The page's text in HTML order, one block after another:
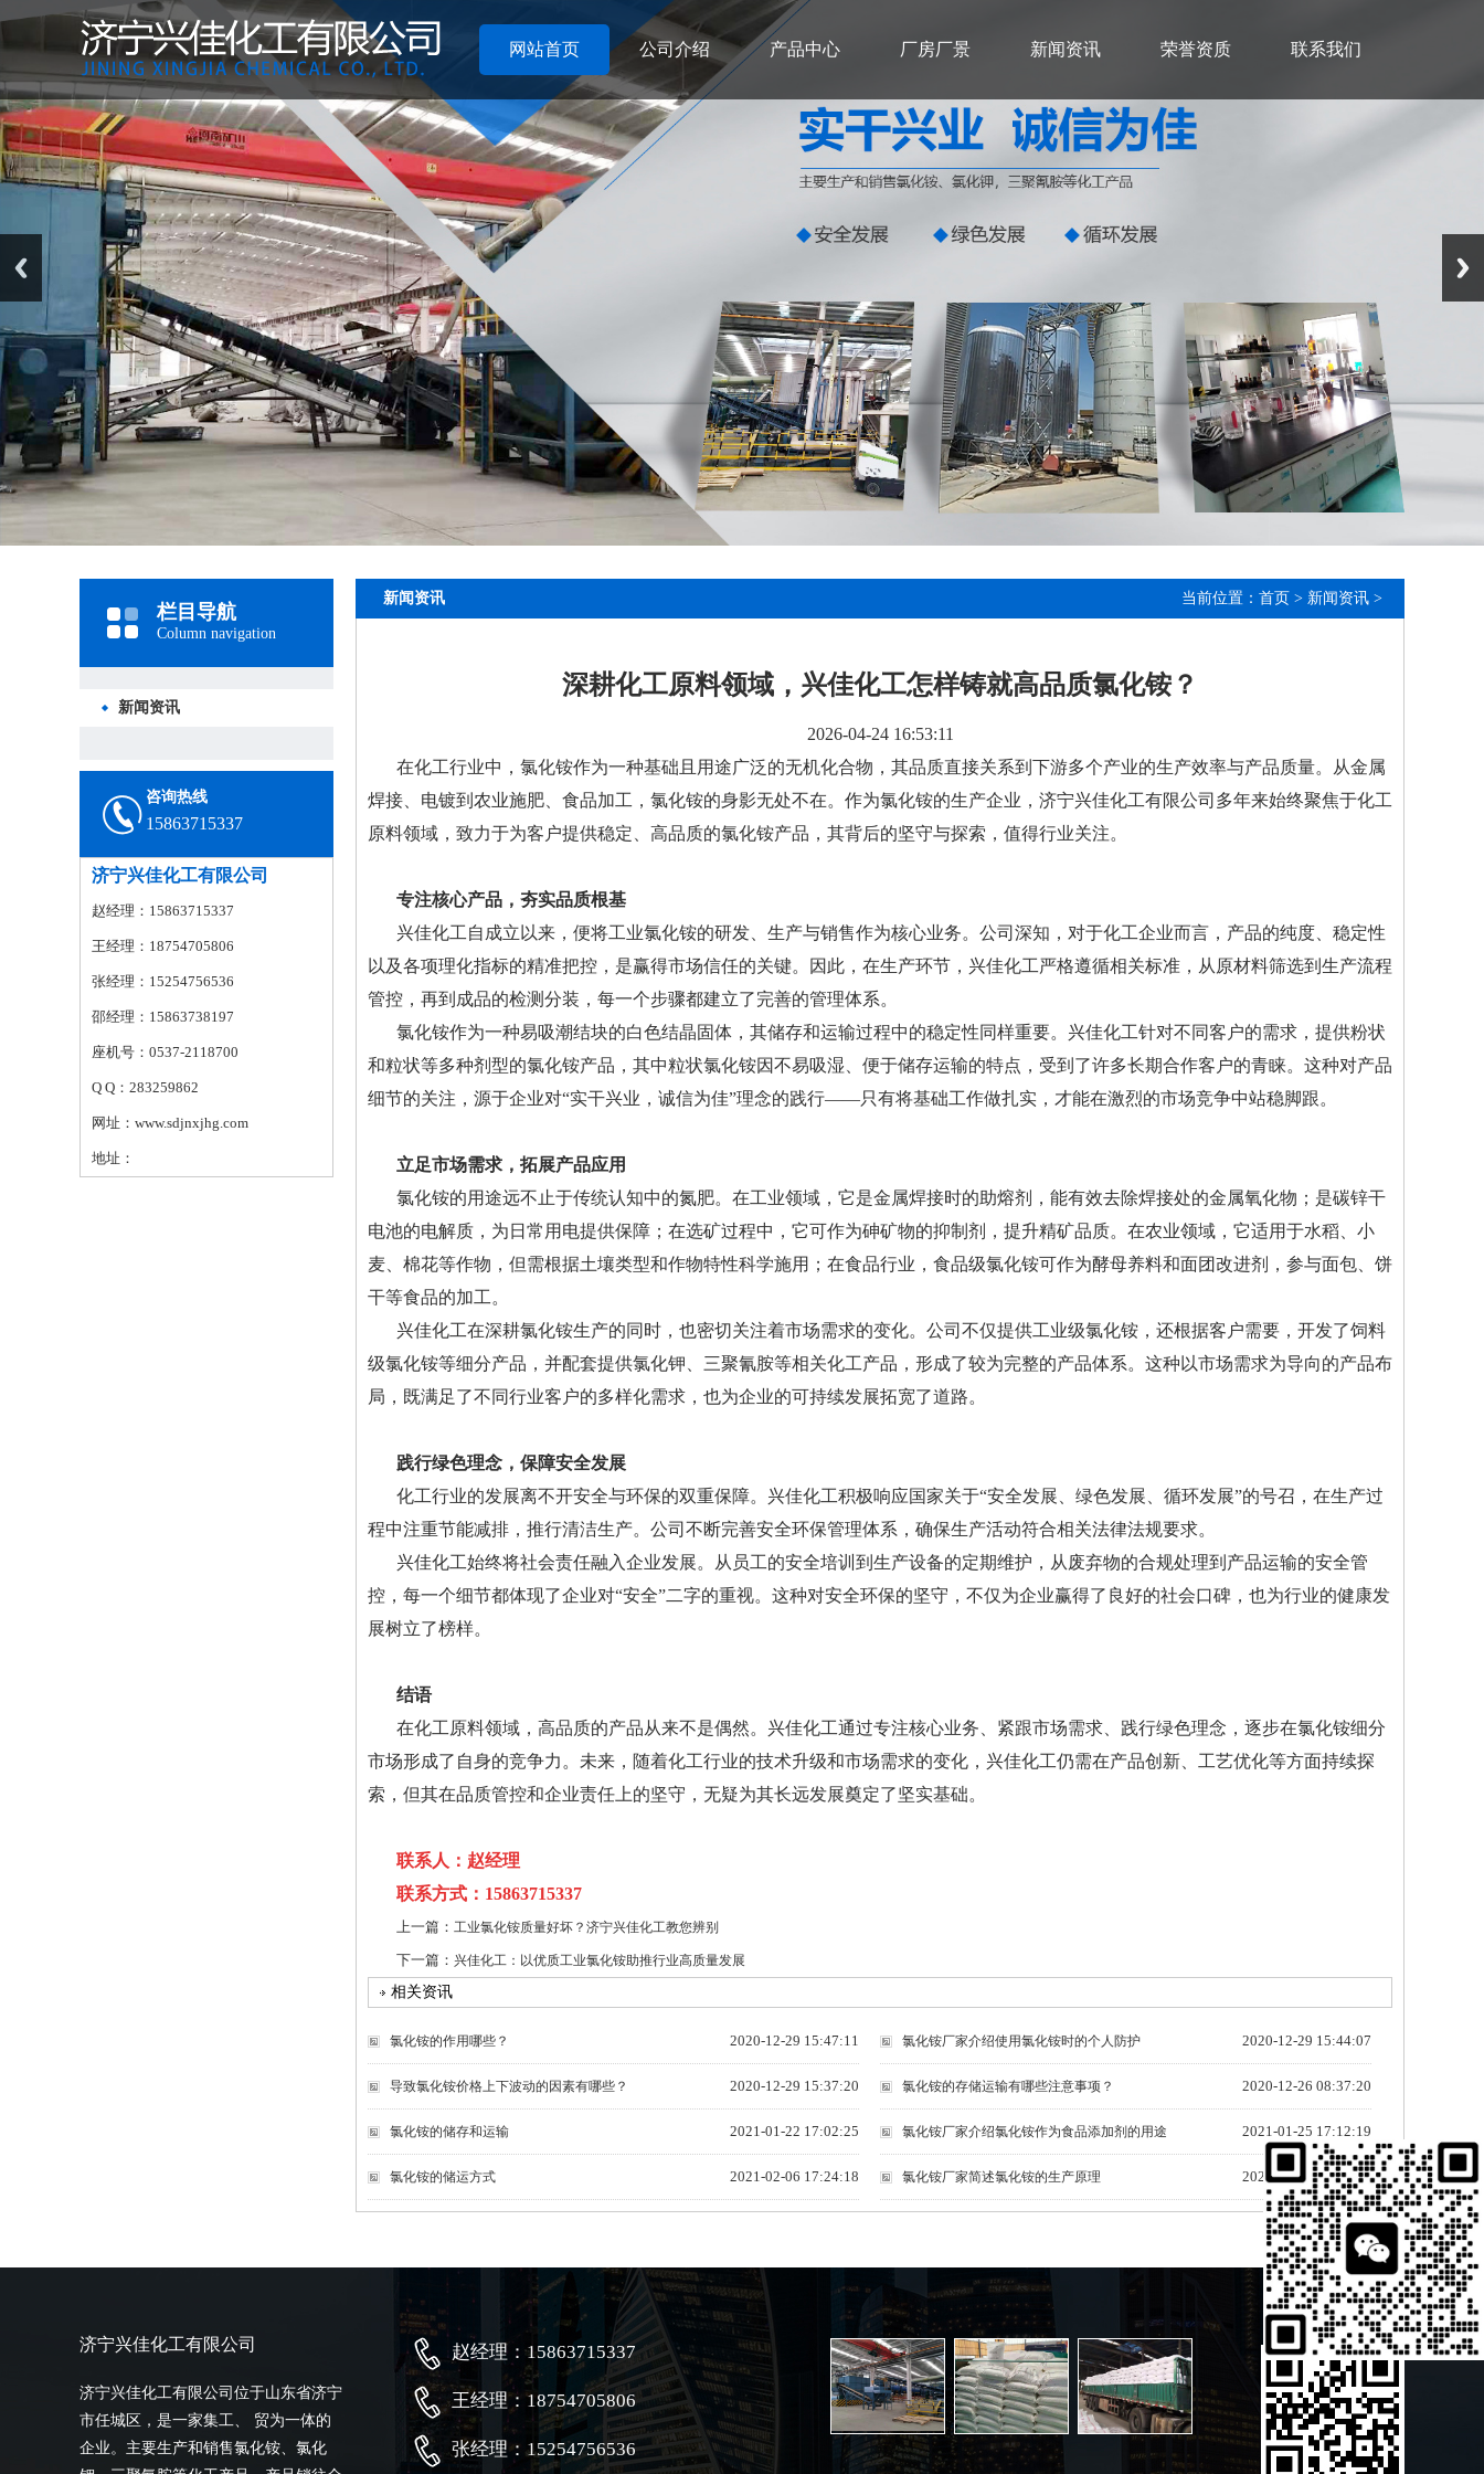
网站首页 公司介绍 产品中心 厂房厂景 新闻资讯 荣誉资质 联系我们
栏目导航
Column navigation
新闻资讯
咨询热线
15863715337
济宁兴佳化工有限公司
赵经理：15863715337
王经理：18754705806
张经理：15254756536
邵经理：15863738197
座机号：0537-2118700
Q Q：283259862
网址：www.sdjnxjhg.com
地址：
当前位置： 首页 > 新闻资讯 >
新闻资讯
深耕化工原料领域，兴佳化工怎样铸就高品质氯化铵？
2026-04-24 16:53:11
在化工行业中，氯化铵作为一种基础且用途广泛的无机化合物，其品质直接关系到下游多个产业的生产效率与产品质量。从金属
焊接、电镀到农业施肥、食品加工，氯化铵的身影无处不在。作为氯化铵的生产企业，济宁兴佳化工有限公司多年来始终聚焦于化工
原料领域，致力于为客户提供稳定、高品质的氯化铵产品，其背后的坚守与探索，值得行业关注。
专注核心产品，夯实品质根基
兴佳化工自成立以来，便将工业氯化铵的研发、生产与销售作为核心业务。公司深知，对于化工企业而言，产品的纯度、稳定性
以及各项理化指标的精准把控，是赢得市场信任的关键。因此，在生产环节，兴佳化工严格遵循相关标准，从原材料筛选到生产流程
管控，再到成品的检测分装，每一个步骤都建立了完善的管理体系。
氯化铵作为一种易吸潮结块的白色结晶固体，其储存和运输过程中的稳定性同样重要。兴佳化工针对不同客户的需求，提供粉状
和粒状等多种剂型的氯化铵产品，其中粒状氯化铵因不易吸湿、便于储存运输的特点，受到了许多长期合作客户的青睐。这种对产品
细节的关注，源于企业对“实干兴业，诚信为佳”理念的践行——只有将基础工作做扎实，才能在激烈的市场竞争中站稳脚跟。
立足市场需求，拓展产品应用
氯化铵的用途远不止于传统认知中的氮肥。在工业领域，它是金属焊接时的助熔剂，能有效去除焊接处的金属氧化物；是碳锌干
电池的电解质，为日常用电提供保障；在选矿过程中，它可作为砷矿物的抑制剂，提升精矿品质。在农业领域，它适用于水稻、小
麦、棉花等作物，但需根据土壤类型和作物特性科学施用；在食品行业，食品级氯化铵可作为酵母养料和面团改进剂，参与面包、饼
干等食品的加工。
兴佳化工在深耕氯化铵生产的同时，也密切关注着市场需求的变化。公司不仅提供工业级氯化铵，还根据客户需要，开发了饲料
级氯化铵等细分产品，并配套提供氯化钾、三聚氰胺等相关化工产品，形成了较为完整的产品体系。这种以市场需求为导向的产品布
局，既满足了不同行业客户的多样化需求，也为企业的可持续发展拓宽了道路。
践行绿色理念，保障安全发展
化工行业的发展离不开安全与环保的双重保障。兴佳化工积极响应国家关于“安全发展、绿色发展、循环发展”的号召，在生产过
程中注重节能减排，推行清洁生产。公司不断完善安全环保管理体系，确保生产活动符合相关法律法规要求。
兴佳化工始终将社会责任融入企业发展。从员工的安全培训到生产设备的定期维护，从废弃物的合规处理到产品运输的安全管
控，每一个细节都体现了企业对“安全”二字的重视。这种对安全环保的坚守，不仅为企业赢得了良好的社会口碑，也为行业的健康发
展树立了榜样。
结语
在化工原料领域，高品质的产品从来不是偶然。兴佳化工通过专注核心业务、紧跟市场需求、践行绿色理念，逐步在氯化铵细分
市场形成了自身的竞争力。未来，随着化工行业的技术升级和市场需求的变化，兴佳化工仍需在产品创新、工艺优化等方面持续探
索，但其在品质管控和企业责任上的坚守，无疑为其长远发展奠定了坚实基础。
联系人：赵经理
联系方式：15863715337
上一篇： 工业氯化铵质量好坏？济宁兴佳化工教您辨别
下一篇： 兴佳化工：以优质工业氯化铵助推行业高质量发展
相关资讯
2020-12-29 15:47:11
氯化铵的作用哪些？ 2020-12-29 15:44:07
氯化铵厂家介绍使用氯化铵时的个人防护
2020-12-29 15:37:20
导致氯化铵价格上下波动的因素有哪些？ 2020-12-26 08:37:20
氯化铵的存储运输有哪些注意事项？
2021-01-22 17:02:25
氯化铵的储存和运输 2021-01-25 17:12:19
氯化铵厂家介绍氯化铵作为食品添加剂的用途
2021-02-06 17:24:18
氯化铵的储运方式 2021-01-31 14:38:01
氯化铵厂家简述氯化铵的生产原理
济宁兴佳化工有限公司
济宁兴佳化工有限公司位于山东省济宁
市任城区，是一家集工、 贸为一体的
企业。主要生产和销售氯化铵、氯化
赵经理：15863715337
王经理：18754705806
张经理：15254756536